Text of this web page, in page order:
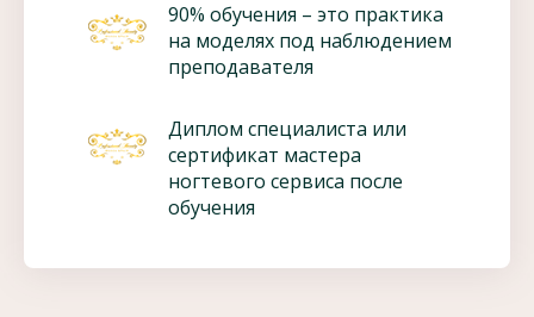
90% обучения – это практика
на моделях под наблюдением
преподавателя
Диплом специалиста или
сертификат мастера
ногтевого сервиса после
обучения